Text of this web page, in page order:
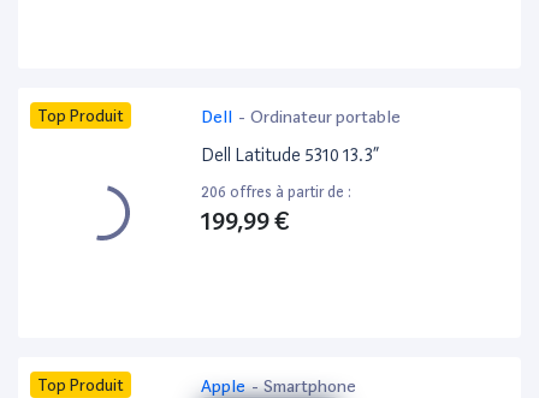
Top Produit Dell - Ordinateur portable
Dell Latitude 5310 13.3”
206 offres à partir de :
199,99 €
Top Produit Apple- Smartphone